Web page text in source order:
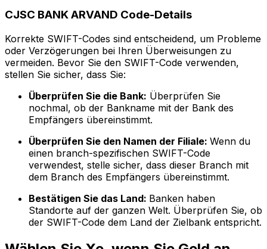
CJSC BANK ARVAND Code-Details
Korrekte SWIFT-Codes sind entscheidend, um Probleme
oder Verzögerungen bei Ihren Überweisungen zu
vermeiden. Bevor Sie den SWIFT-Code verwenden,
stellen Sie sicher, dass Sie:
Überprüfen Sie die Bank: Überprüfen Sie
nochmal, ob der Bankname mit der Bank des
Empfängers übereinstimmt.
Überprüfen Sie den Namen der Filiale: Wenn du
einen branch-spezifischen SWIFT-Code
verwendest, stelle sicher, dass dieser Branch mit
dem Branch des Empfängers übereinstimmt.
Bestätigen Sie das Land: Banken haben
Standorte auf der ganzen Welt. Überprüfen Sie, ob
der SWIFT-Code dem Land der Zielbank entspricht.